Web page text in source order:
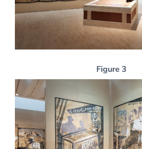
Figure 3